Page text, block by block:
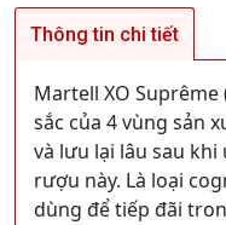
Thông tin chi tiết
Martell XO
sắc của 4 vùng sản
và lưu lại lâu sau
rượu này. Là loại
dùng để tiếp đãi